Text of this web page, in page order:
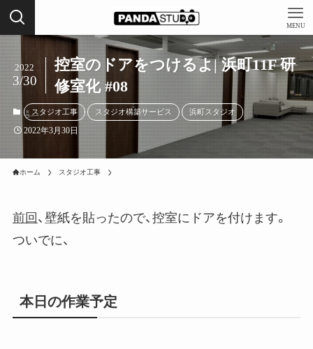
MENU
控室のドアをつけるよ| 浜町11F 研
修室化 #08
2022
3/30
スタジオ工事 スタジオ構築サービス 浜町スタジオ
2022年3月30日
ホーム スタジオ工事
前回 、壁紙を貼ったので、控室にドアを付けます。
ついでに、
本日の作業予定